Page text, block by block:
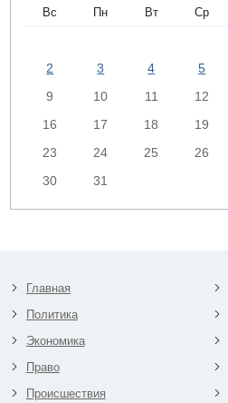
Вс Пн Вт Ср
2
3 4 5
9
10 11 12
16
17 18 19
23
24 25 26
30
31
Главная
Политика
Экономика
Право
Происшествия